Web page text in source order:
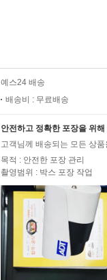
예스24 배송
배송비 : 무료배송
안전하고 정확한 포장을 위
고객님께 배송되는 모든 상
목적 : 안전한 포장 관리
촬영범위 : 박스 포장 작업